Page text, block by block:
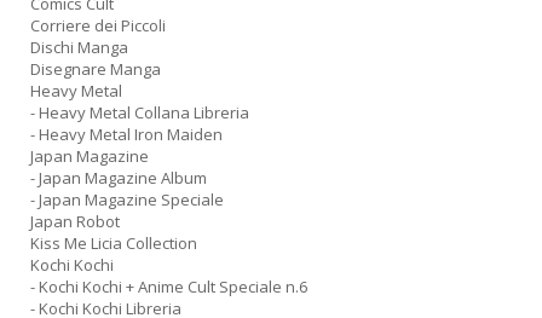
Corriere dei Piccoli
Dischi Manga
Disegnare Manga
Heavy Metal
- Heavy Metal Collana Libreria
- Heavy Metal Iron Maiden
Japan Magazine
- Japan Magazine Album
- Japan Magazine Speciale
Japan Robot
Kiss Me Licia Collection
Kochi Kochi
- Kochi Kochi + Anime Cult Speciale n.6
- Kochi Kochi Libreria